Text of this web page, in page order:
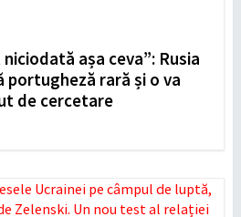
așa ceva”: Rusia
rară și o va
de cercetare